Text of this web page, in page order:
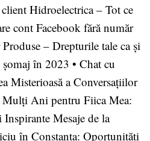
Hidroelectrica – Tot ce
cont Facebook fără număr
– Drepturile tale ca și
în 2023 • Chat cu
Misterioasă a Conversațiilor
Mulți Ani pentru Fiica Mea:
Mesaje de la
în Constanța: Oportunități